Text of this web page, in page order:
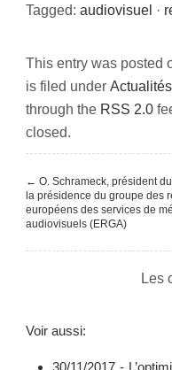
Tagged: audiovisuel ·
This entry was posted
is filed under Actualités
through the RSS 2.0
closed.
← O. Schrameck, président
la présidence du groupe des
européens des services de
audiovisuels (ERGA)
Les
Voir aussi: